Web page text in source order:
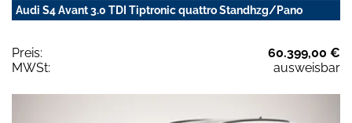
Audi S4 Avant 3.0 TDI Tiptronic quattro Standhzg/Pano
Preis:
60.399,00 €
MWSt:
ausweisbar